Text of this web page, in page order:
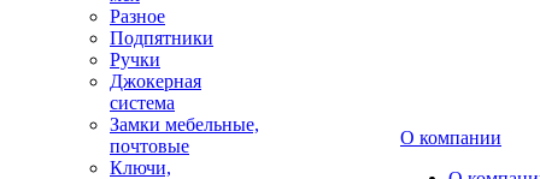
Разное
Подпятники
Ручки
Джокерная
система
Замки мебельные,
почтовые
Ключи,
О компании